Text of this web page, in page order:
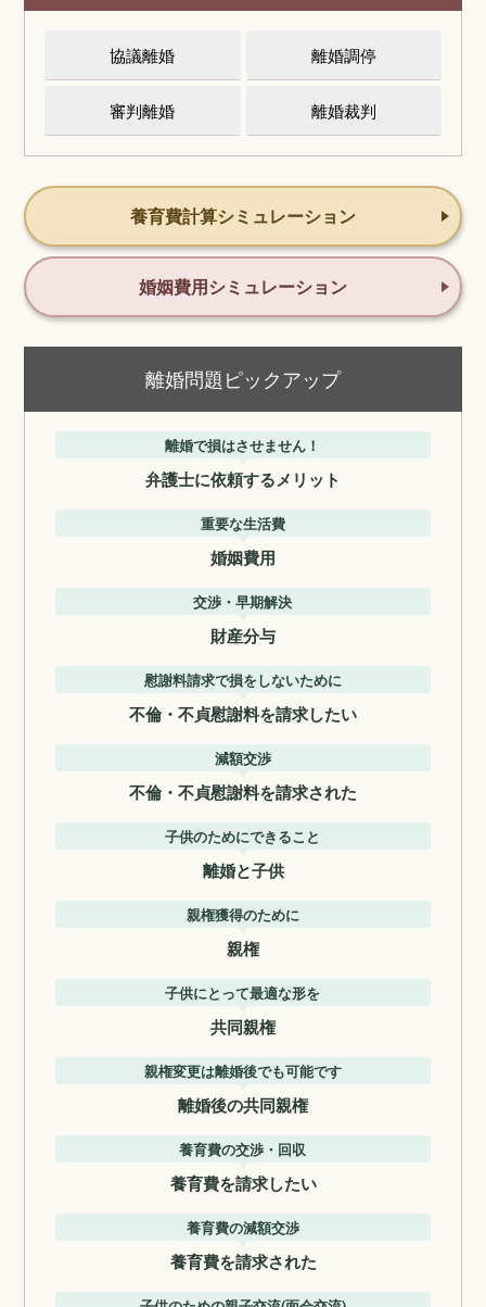
協議離婚 離婚調停
審判離婚 離婚裁判
養育費計算シミュレーション
婚姻費用シミュレーション
離婚問題ピックアップ
離婚で損はさせません！
弁護士に依頼するメリット
重要な生活費
婚姻費用
交渉・早期解決
財産分与
慰謝料請求で損をしないために
不倫・不貞慰謝料を請求したい
減額交渉
不倫・不貞慰謝料を請求された
子供のためにできること
離婚と子供
親権獲得のために
親権
子供にとって最適な形を
共同親権
親権変更は離婚後でも可能です
離婚後の共同親権
養育費の交渉・回収
養育費を請求したい
養育費の減額交渉
養育費を請求された